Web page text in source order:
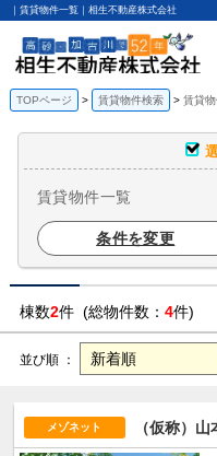
｜賃貸物件一覧｜相生不動産株式会社
TOPページ 賃貸物件検索 賃貸
賃貸物件一覧
条件を変更
棟数2件 (総物件数： 4件)
並び順 ：
メゾネット （仮称）